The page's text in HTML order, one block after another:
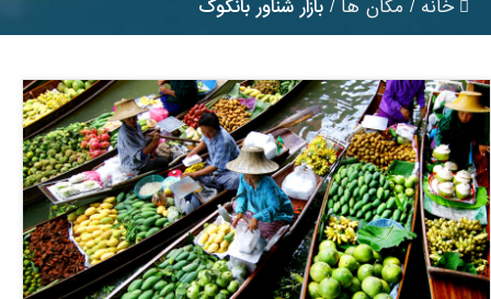
خانه/ مکان ها/ بازار شناور بانکوک